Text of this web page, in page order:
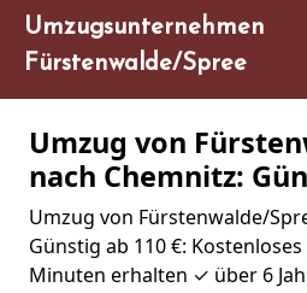
Umzugsunternehmen
Fürstenwalde/Spree
Umzug von
nach Chemnitz:
Umzug von Fürstenwalde/
Günstig ab 110 €:
Minuten erhalten ✓ über 6